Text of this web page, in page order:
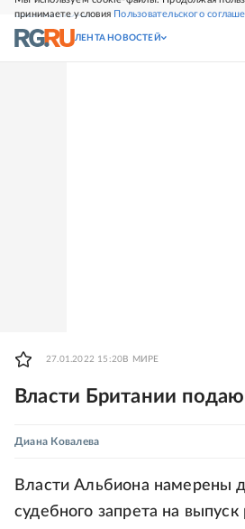
принимаете условия Пользовательского
СВЕЖИЙ НОМЕР
ЛЕНТА НОВОСТЕЙ
27.01.2022 15:20 В МИРЕ
Власти Британии
Диана Ковалева
Власти Альбиона намерены
судебного запрета на